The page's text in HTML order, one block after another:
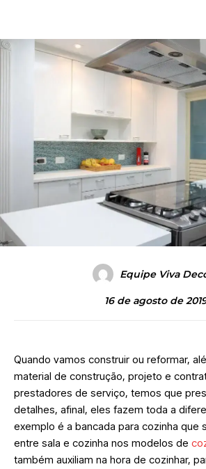
Equipe Viva
16 de agosto de
Quando vamos construir ou reformar,
material de construção, projeto e
prestadores de serviço, temos que
detalhes, afinal, eles fazem toda a
exemplo é a bancada para cozinha que
entre sala e cozinha nos modelos de
também auxiliam na hora de cozinhar,